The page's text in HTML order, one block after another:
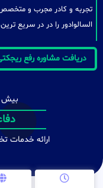
تجربه و کادر مجرب و متخصص
السالوادور را در در سریع
دریافت مشاوره رفع
بیش از 30,000
ارائه خدمات